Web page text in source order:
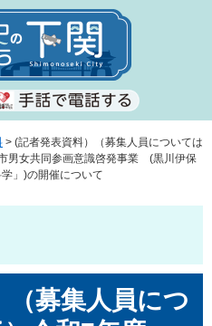
> (記者発表資料）（募集人員については
男女共同参画意識啓発事業 (黒川伊保
」)の開催について
（募集人員につ